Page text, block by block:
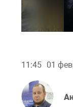
11:45 01